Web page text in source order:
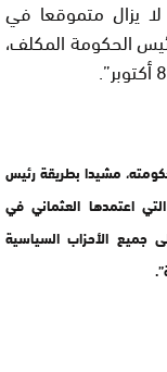
لا يزال متموقعا في
الحكومة المكلف،
مشيدا بطريقة رئيس
اعتمدها العثماني في
جميع الأحزاب السياسية